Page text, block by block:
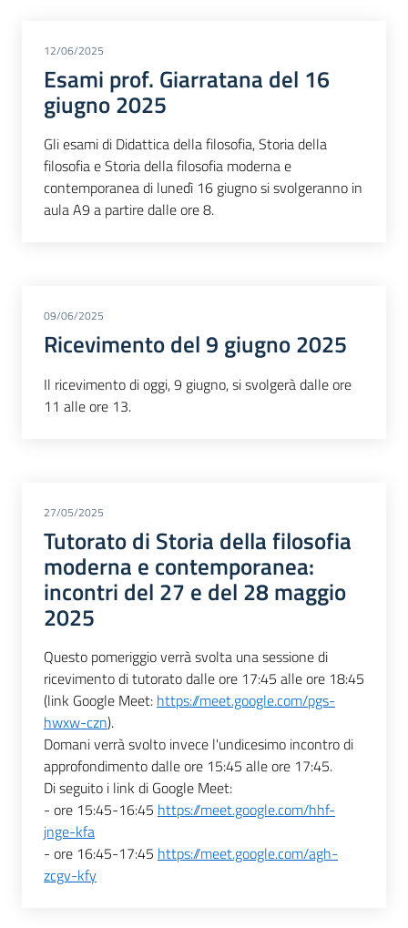
12/06/2025
Esami prof. Giarratana del 16
giugno 2025
Gli esami di Didattica della filosofia, Storia della
filosofia e Storia della filosofia moderna e
contemporanea di lunedì 16 giugno si svolgeranno in
aula A9 a partire dalle ore 8.
09/06/2025
Ricevimento del 9 giugno 2025
Il ricevimento di oggi, 9 giugno, si svolgerà dalle ore
11 alle ore 13.
27/05/2025
Tutorato di Storia della filosofia
moderna e contemporanea:
incontri del 27 e del 28 maggio
2025
Questo pomeriggio verrà svolta una sessione di
ricevimento di tutorato dalle ore 17:45 alle ore 18:45
(link Google Meet: https://meet.google.com/pgs-
hwxw-czn).
Domani verrà svolto invece l'undicesimo incontro di
approfondimento dalle ore 15:45 alle ore 17:45.
Di seguito i link di Google Meet:
- ore 15:45-16:45 https://meet.google.com/hhf-
jnge-kfa
- ore 16:45-17:45 https://meet.google.com/agh-
zcgv-kfy